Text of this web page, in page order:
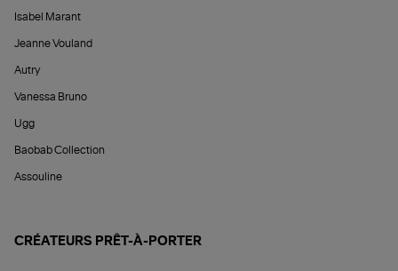
Isabel Marant
Jeanne Vouland
Autry
Vanessa Bruno
Ugg
Baobab Collection
Assouline
CRÉATEURS PRÊT-À-PORTER